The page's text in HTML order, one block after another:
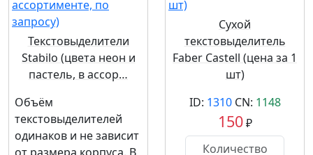
Текстовыделители
Stabilo (цвета неон и
пастель, в ассор…
Объём
текстовыделителей
одинаков и не зависит
Сухой
текстовыделитель
Faber Castell (цена за 1
шт)
ID: 1310CN: 1148
150₽